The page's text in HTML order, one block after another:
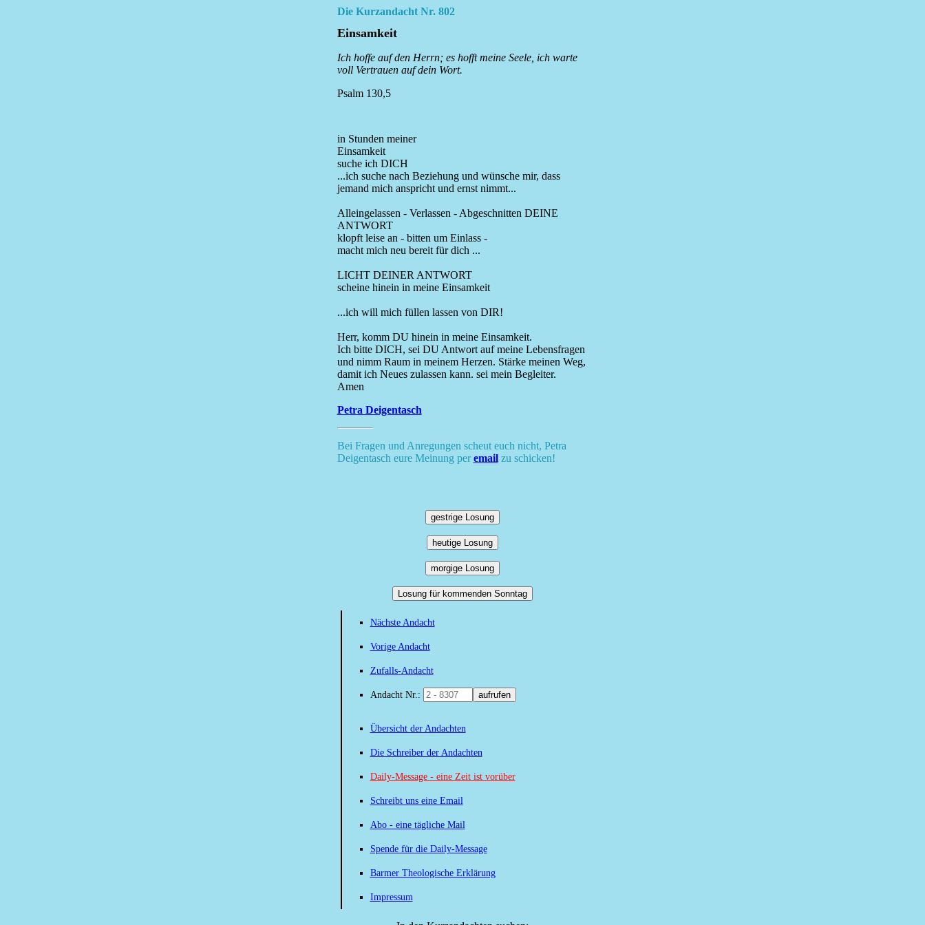
Die Kurzandacht Nr. 802
Einsamkeit
Ich hoffe auf den Herrn; es hofft meine Seele, ich warte
voll Vertrauen auf dein Wort.
Psalm 130,5
in Stunden meiner
Einsamkeit
suche ich DICH
...ich suche nach Beziehung und wünsche mir, dass
jemand mich anspricht und ernst nimmt...
Alleingelassen - Verlassen - Abgeschnitten DEINE
ANTWORT
klopft leise an - bitten um Einlass -
macht mich neu bereit für dich ...
LICHT DEINER ANTWORT
scheine hinein in meine Einsamkeit
...ich will mich füllen lassen von DIR!
Herr, komm DU hinein in meine Einsamkeit.
Ich bitte DICH, sei DU Antwort auf meine Lebensfragen
und nimm Raum in meinem Herzen. Stärke meinen Weg,
damit ich Neues zulassen kann. sei mein Begleiter.
Amen
Petra Deigentasch
Bei Fragen und Anregungen scheut euch nicht, Petra
Deigentasch eure Meinung peremailzu schicken!
gestrige Losung
heutige Losung
morgige Losung
Losung für kommenden Sonntag
Nächste Andacht
Vorige Andacht
Zufalls-Andacht
Andacht Nr.: aufrufen
Übersicht der Andachten
Die Schreiber der Andachten
Daily-Message - eine Zeit ist vorüber
Schreibt uns eine Email
Abo - eine tägliche Mail
Spende für die Daily-Message
Barmer Theologische Erklärung
Impressum